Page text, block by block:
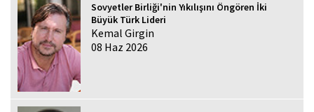
Sovyetler Birliği'nin Yıkılışını Öngören İki
Büyük Türk Lideri
Kemal Girgin
08 Haz 2026